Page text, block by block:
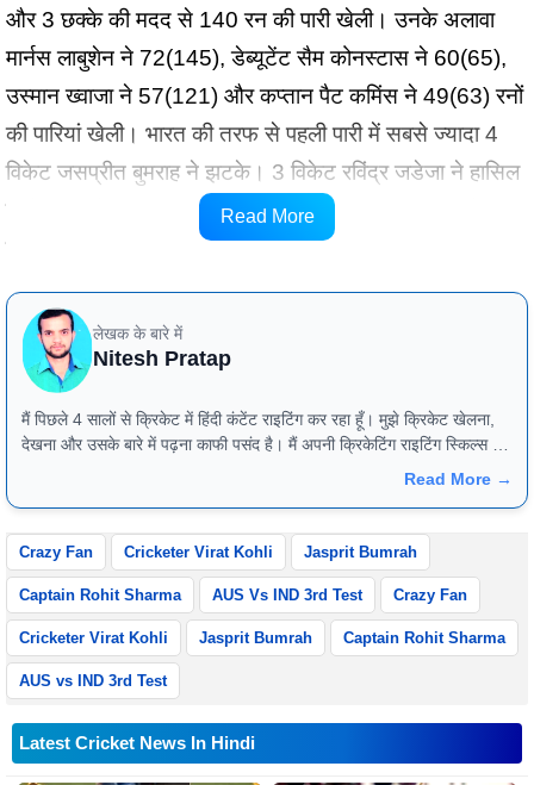
और 3 छक्के की मदद से 140 रन की पारी खेली। उनके अलावा
मार्नस लाबुशेन ने 72(145), डेब्यूटेंट सैम कोनस्टास ने 60(65),
उस्मान ख्वाजा ने 57(121) और कप्तान पैट कमिंस ने 49(63) रनों
की पारियां खेली। भारत की तरफ से पहली पारी में सबसे ज्यादा 4
विकेट जसप्रीत बुमराह ने झटके। 3 विकेट रविंद्र जडेजा ने हासिल
किये। 2 विकेट आकाश दीप और एक विकेट वॉशिंगटन सुंदर ने
Read More
लेखक के बारे में
Nitesh Pratap
मैं पिछले 4 सालों से क्रिकेट में हिंदी कंटेंट राइटिंग कर रहा हूँ। मुझे क्रिकेट खेलना,
देखना और उसके बारे में पढ़ना काफी पसंद है। मैं अपनी क्रिकेटिंग राइटिंग स्किल्स को
बेहतर करने के लिए पिछले कुछ महीनों से cricketnmore के साथ जुड़ा हुआ है। यहाँ
Read More →
Crazy Fan Cricketer Virat Kohli Jasprit Bumrah
Captain Rohit Sharma AUS Vs IND 3rd Test Crazy Fan
Cricketer Virat Kohli Jasprit Bumrah Captain Rohit Sharma
AUS vs IND 3rd Test
Latest Cricket News In Hindi